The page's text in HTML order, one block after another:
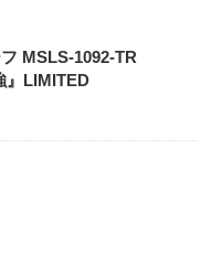
MSLS-1092-TR
』LIMITED